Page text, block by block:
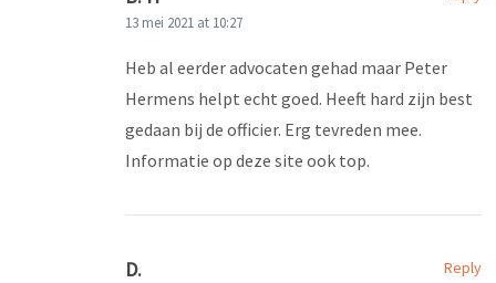
13 mei 2021 at 10:27
Heb al eerder advocaten gehad maar Peter
Hermens helpt echt goed. Heeft hard zijn best
gedaan bij de officier. Erg tevreden mee.
Informatie op deze site ook top.
Reply
D.